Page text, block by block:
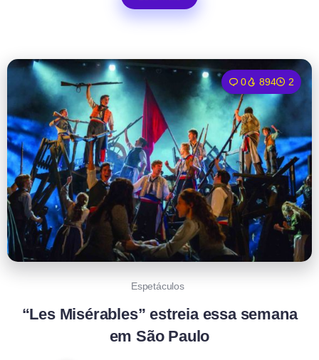
0 894 2
Espetáculos
“Les Misérables” estreia essa semana
em São Paulo